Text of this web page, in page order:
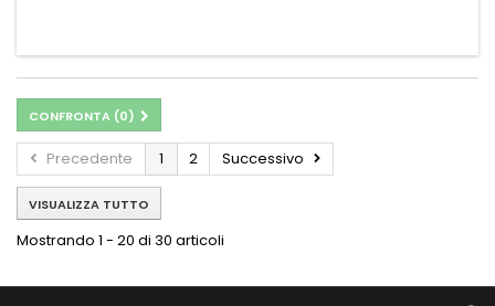
CONFRONTA (0)
Precedente 1 2 Successivo
VISUALIZZA TUTTO
Mostrando 1 - 20 di 30 articoli